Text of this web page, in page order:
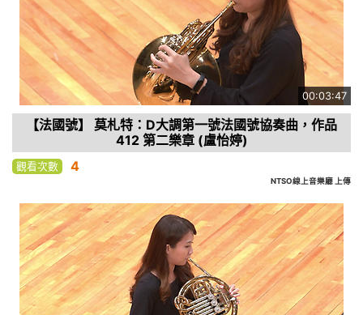
00:03:47
【法國號】 莫札特：D大調第一號法國號協奏曲，作品
412 第二樂章 (盧怡婷)
觀看次數 4
NTSO線上音樂廳 上傳